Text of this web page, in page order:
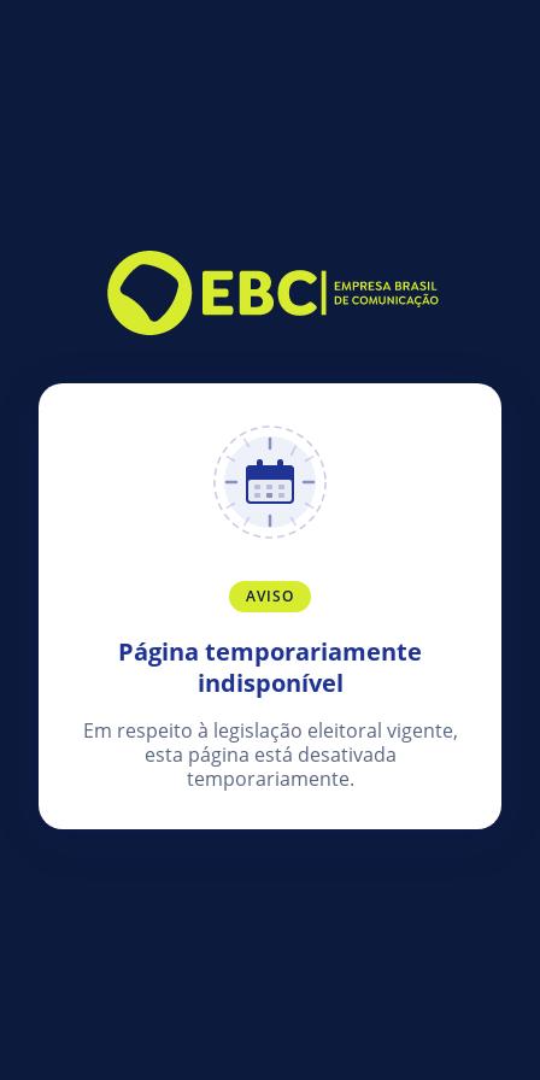
AVISO
Página temporariamente
indisponível
Em respeito à legislação eleitoral vigente,
esta página está desativada
temporariamente.